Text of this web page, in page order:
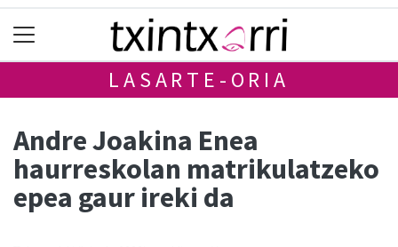
LASARTE-ORIA
Andre Joakina Enea
haurreskolan matrikulatzeko
epea gaur ireki da